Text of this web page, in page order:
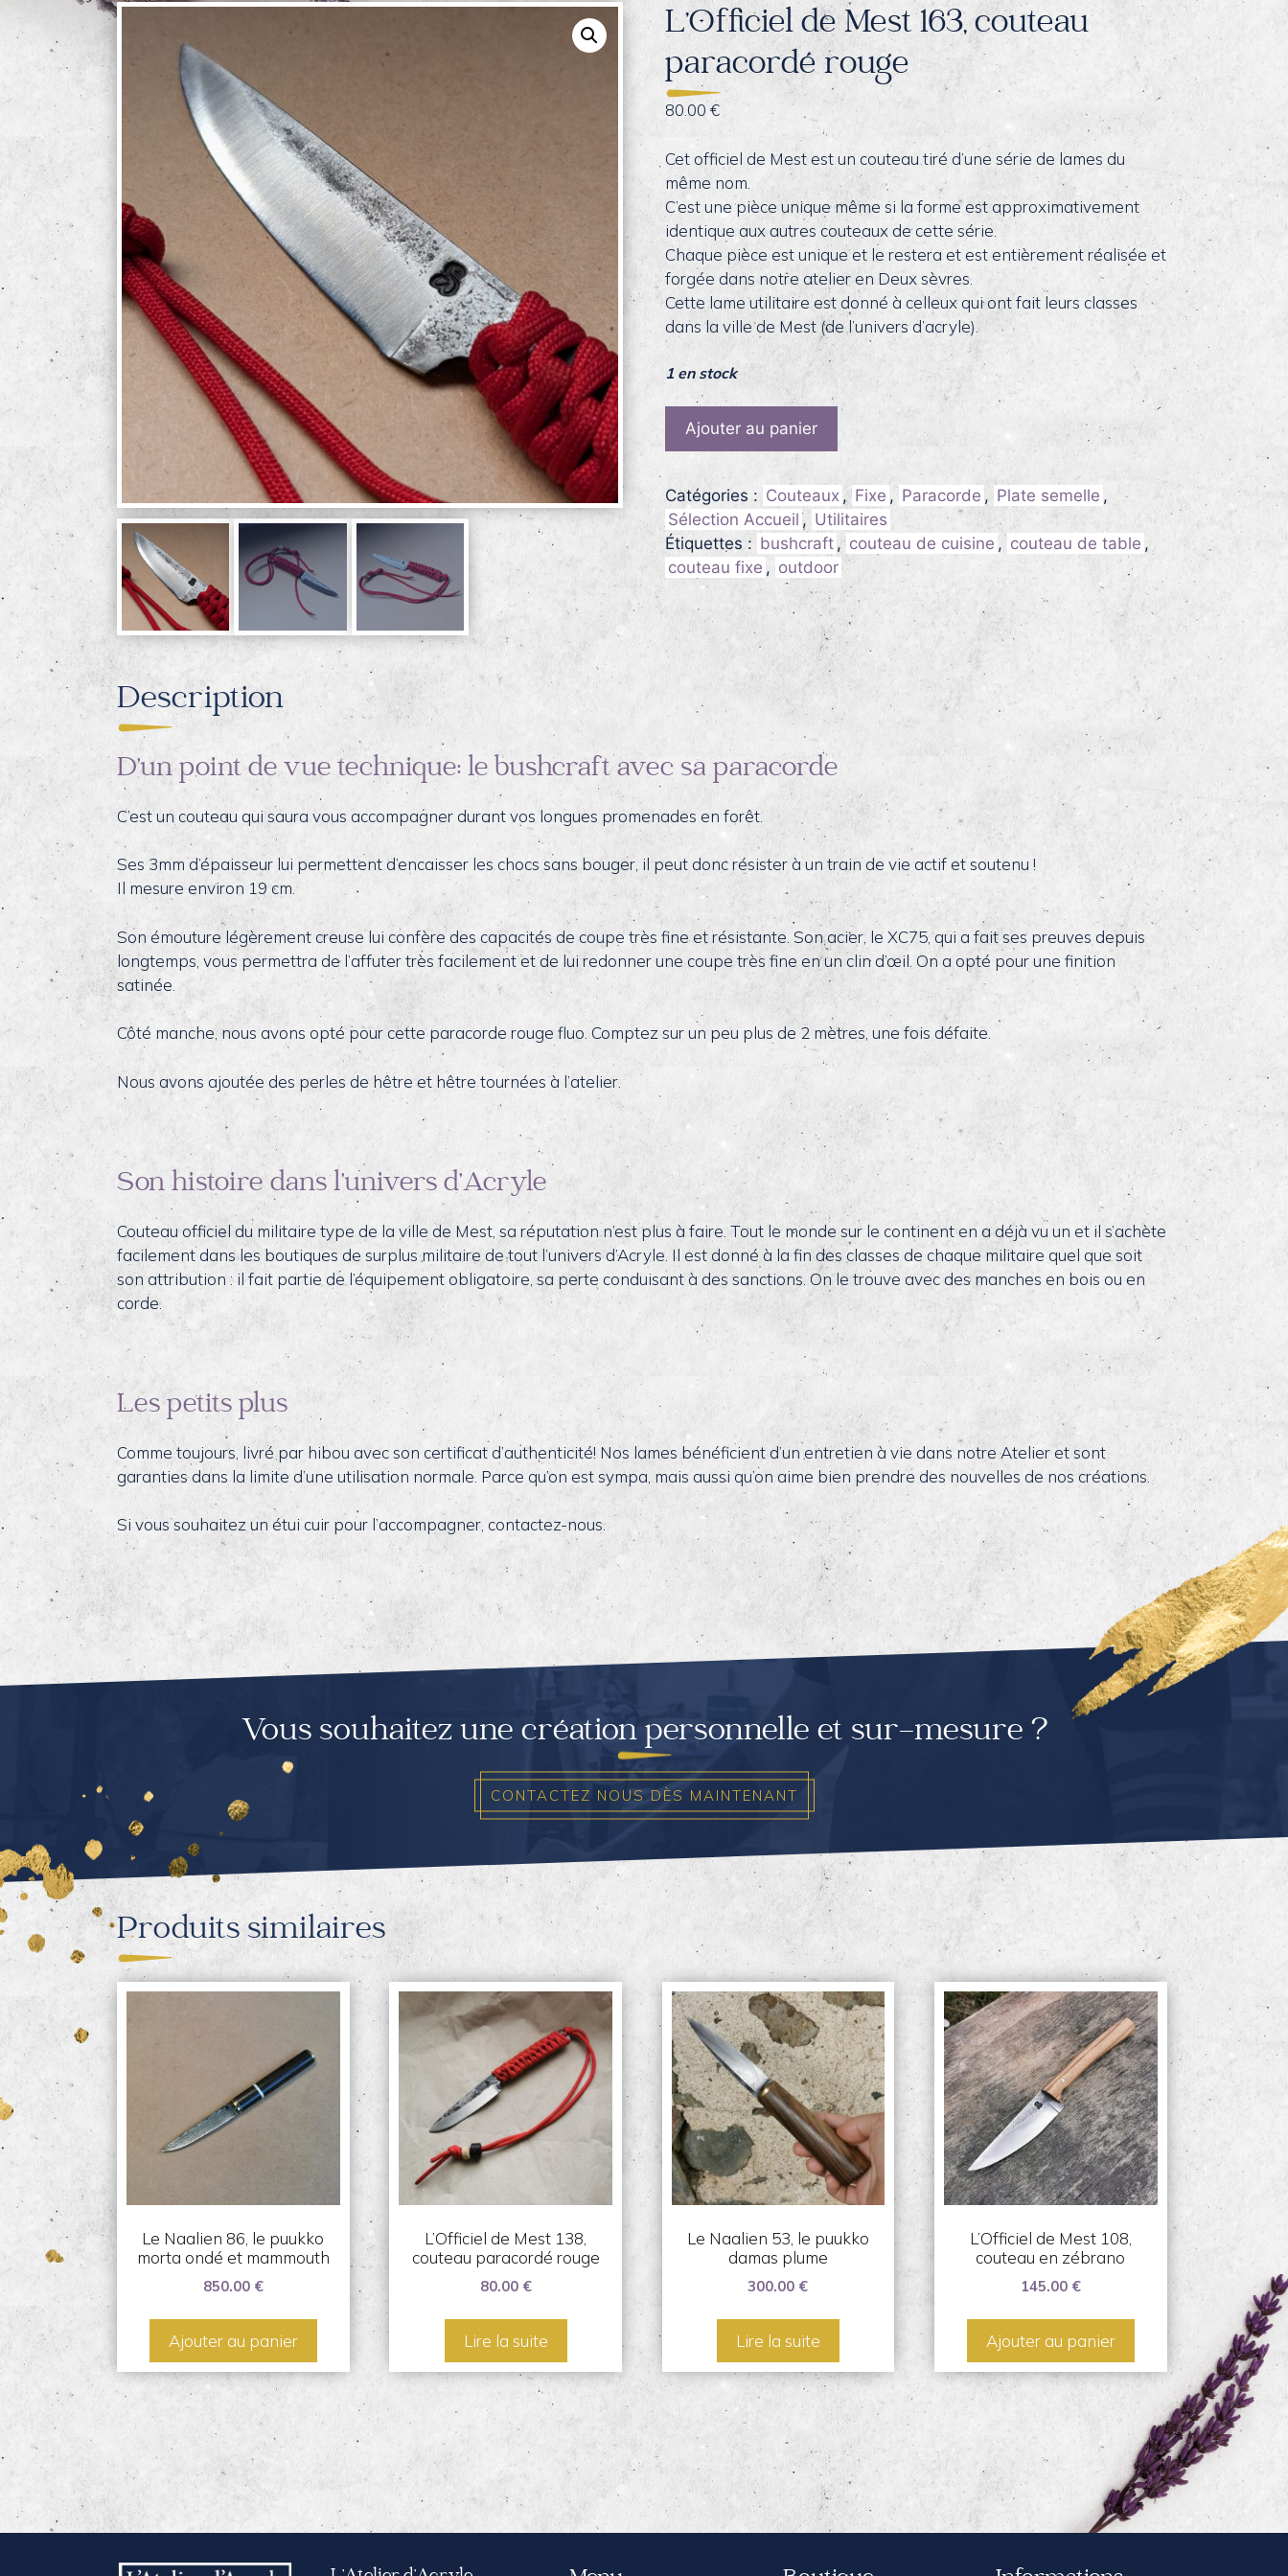
L’Officiel de Mest 163, couteau
paracordé rouge
80.00 €
Cet officiel de Mest est un couteau tiré d’une série de lames du
même nom.
C’est une pièce unique même si la forme est approximativement
identique aux autres couteaux de cette série.
Chaque pièce est unique et le restera et est entièrement réalisée et
forgée dans notre atelier en Deux sèvres.
Cette lame utilitaire est donné à celleux qui ont fait leurs classes
dans la ville de Mest (de l’univers d’acryle).
1 en stock
quantité
L'Officiel
de
Mest
163,
couteau
paracordé
rouge
Ajouter au panier
Catégories : Couteaux , Fixe , Paracorde , Plate semelle ,
Sélection Accueil , Utilitaires
Étiquettes : bushcraft , couteau de cuisine , couteau de table ,
couteau fixe , outdoor
Description
D’un point de vue technique: le bushcraft avec sa paracorde
C’est un couteau qui saura vous accompagner durant vos longues promenades en forêt.
Ses 3mm d’épaisseur lui permettent d’encaisser les chocs sans bouger, il peut donc résister à un train de vie actif et soutenu !
Il mesure environ 19 cm.
Son émouture légèrement creuse lui confère des capacités de coupe très fine et résistante. Son acier, le XC75, qui a fait ses preuves depuis
longtemps, vous permettra de l’affuter très facilement et de lui redonner une coupe très fine en un clin d’œil. On a opté pour une finition
satinée.
Côté manche, nous avons opté pour cette paracorde rouge fluo. Comptez sur un peu plus de 2 mètres, une fois défaite.
Nous avons ajoutée des perles de hêtre et hêtre tournées à l’atelier.
Son histoire dans l’univers d’Acryle
Couteau officiel du militaire type de la ville de Mest, sa réputation n’est plus à faire. Tout le monde sur le continent en a déjà vu un et il s’achète
facilement dans les boutiques de surplus militaire de tout l’univers d’Acryle. Il est donné à la fin des classes de chaque militaire quel que soit
son attribution : il fait partie de l’équipement obligatoire, sa perte conduisant à des sanctions. On le trouve avec des manches en bois ou en
corde.
Les petits plus
Comme toujours, livré par hibou avec son certificat d’authenticité! Nos lames bénéficient d’un entretien à vie dans notre Atelier et sont
garanties dans la limite d’une utilisation normale. Parce qu’on est sympa, mais aussi qu’on aime bien prendre des nouvelles de nos créations.
Si vous souhaitez un étui cuir pour l’accompagner, contactez-nous.
Vous souhaitez une création personnelle et sur-mesure ?
CONTACTEZ NOUS DÈS MAINTENANT
Produits similaires
Le Naalien 86, le puukko
morta ondé et mammouth
850.00 €
Ajouter au panier
L’Officiel de Mest 138,
couteau paracordé rouge
80.00 €
Lire la suite
Le Naalien 53, le puukko
damas plume
300.00 €
Lire la suite
L’Officiel de Mest 108,
couteau en zébrano
145.00 €
Ajouter au panier